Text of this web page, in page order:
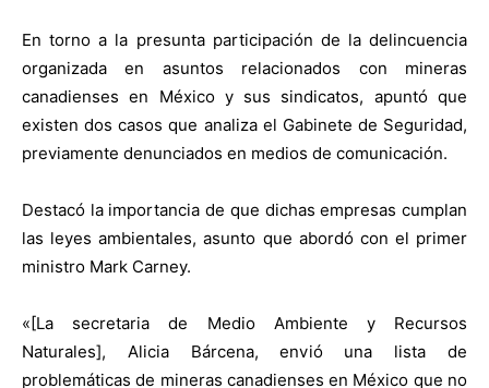
En torno a la presunta participación de la delincuencia
organizada en asuntos relacionados con mineras
canadienses en México y sus sindicatos, apuntó que
existen dos casos que analiza el Gabinete de Seguridad,
previamente denunciados en medios de comunicación.
Destacó la importancia de que dichas empresas cumplan
las leyes ambientales, asunto que abordó con el primer
ministro Mark Carney.
«[La secretaria de Medio Ambiente y Recursos
Naturales], Alicia Bárcena, envió una lista de
problemáticas de mineras canadienses en México que no